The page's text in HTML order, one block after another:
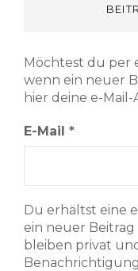
Möchtest du per
wenn ein neuer
hier deine e-Mail-
E-Mail *
Du erhältst eine
ein neuer Beitrag
bleiben privat